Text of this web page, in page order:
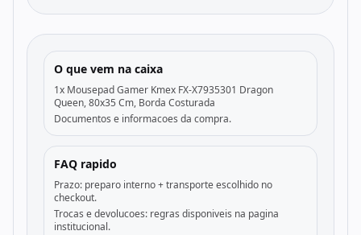
O que vem na caixa
1x Mousepad Gamer Kmex FX-X7935301 Dragon
Queen, 80x35 Cm, Borda Costurada
Documentos e informacoes da compra.
FAQ rapido
Prazo: preparo interno + transporte escolhido no
checkout.
Trocas e devolucoes: regras disponiveis na pagina
institucional.